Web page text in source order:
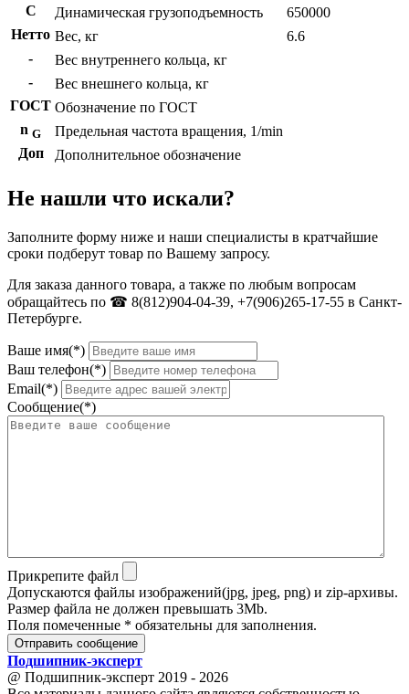
C
Динамическая грузоподъемность
650000
Нетто Вес, кг
6.6
-
Вес внутреннего кольца, кг
-
Вес внешнего кольца, кг
ГОСТ Обозначение по ГОСТ
n G
Предельная частота вращения, 1/min
Доп
Дополнительное обозначение
Не нашли что искали?
Заполните форму ниже и наши специалисты в кратчайшие
сроки подберут товар по Вашему запросу.
Для заказа данного товара, а также по любым вопросам
обращайтесь по ☎ 8(812)904-04-39, +7(906)265-17-55 в Санкт-
Петербурге.
Ваше имя(*)
Ваш телефон(*)
Email(*)
Сообщение(*)
Прикрепите файл
Допускаются файлы изображений(jpg, jpeg, png) и zip-архивы.
Размер файла не должен превышать 3Mb.
Поля помеченные * обязательны для заполнения.
Отправить сообщение
Подшипник-эксперт
@ Подшипник-эксперт 2019 - 2026